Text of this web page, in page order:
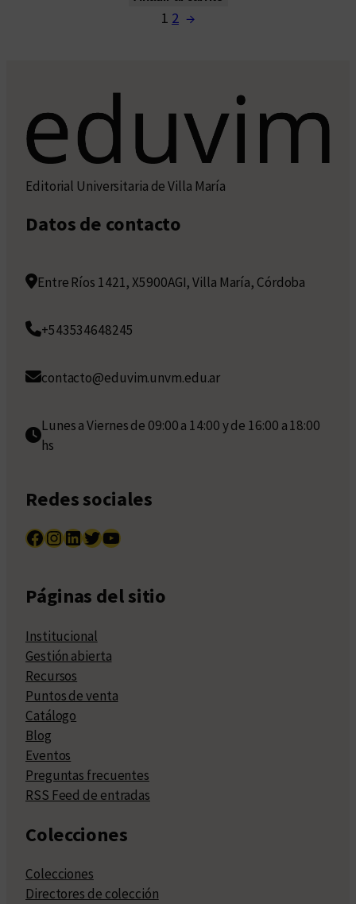
1 2 →
Editorial Universitaria de Villa María
Datos de contacto
Entre Ríos 1421, X5900AGI, Villa María, Córdoba
+543534648245
contacto@eduvim.unvm.edu.ar
Lunes a Viernes de 09:00 a 14:00 y de 16:00 a 18:00
hs
Redes sociales
Facebook InstagramLinkedIn Twitter YouTube
Páginas del sitio
Institucional
Gestión abierta
Recursos
Puntos de venta
Catálogo
Blog
Eventos
Preguntas frecuentes
RSS Feed de entradas
Colecciones
Colecciones
Directores de colección